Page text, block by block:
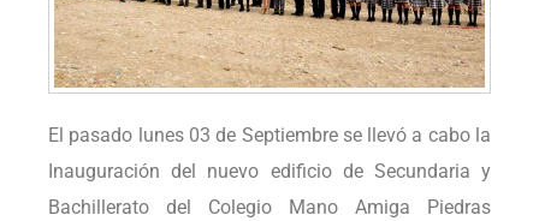
El pasado lunes 03 de Septiembre se llevó a cabo la
Inauguración del nuevo edificio de Secundaria y
Bachillerato del Colegio Mano Amiga Piedras